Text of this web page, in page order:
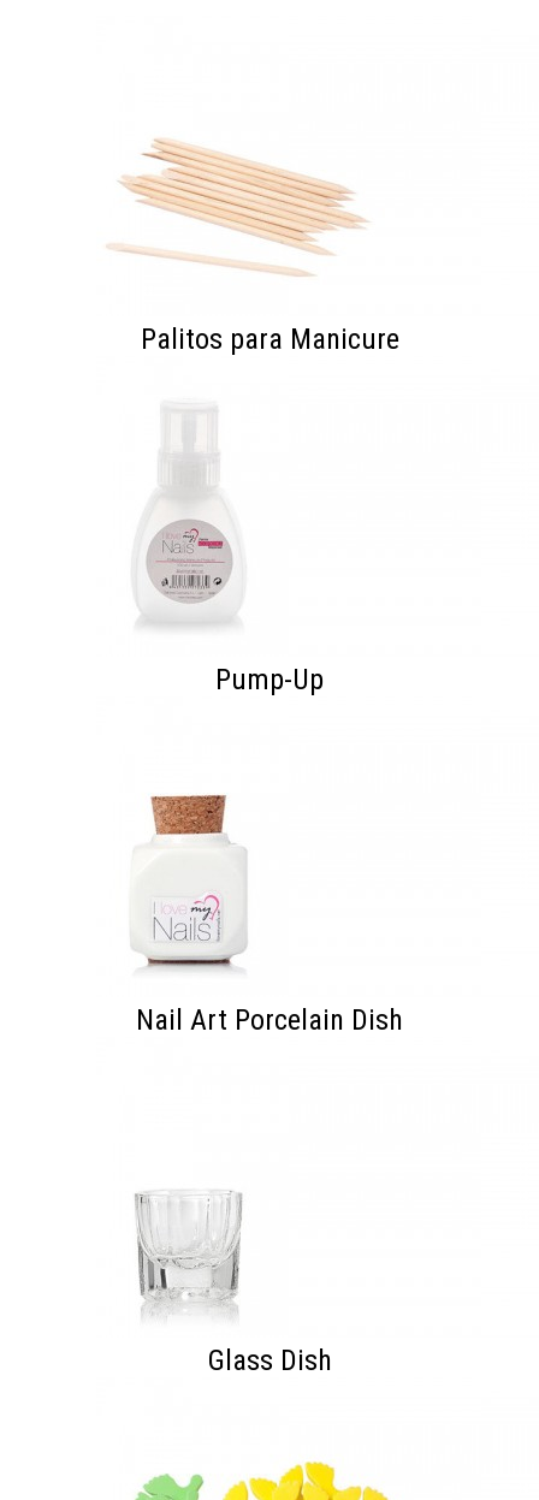
Palitos para Manicure
Pump-Up
Nail Art Porcelain Dish
Glass Dish